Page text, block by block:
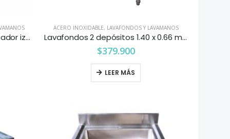
Lavafondos 2 depósitos 1 secador izquierdo 2.0 X 0.66 mts.
ACERO INOXIDABLE, LAVAFONDOS Y LAVAMANOS
Lavafondos 2 depósitos 1.40 x 0.66 mts.
$379.900
LEER MÁS